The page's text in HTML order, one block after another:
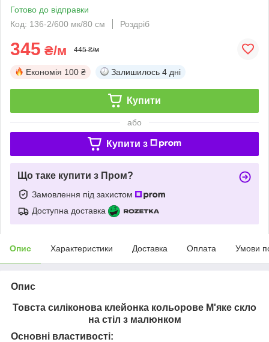
Готово до відправки
Код: 136-2/600 мк/80 см
Роздріб
345 ₴/м 445 ₴/м
Економія 100 ₴ Залишилось 4 дні
Купити
або
Купити з
Що таке купити з Пром?
Замовлення під захистом
Доступна доставка
Опис Характеристики Доставка Оплата Умови
Опис
Товста силіконова клейонка кольорове М'яке скло
на стіл з малюнком
Основні властивості: